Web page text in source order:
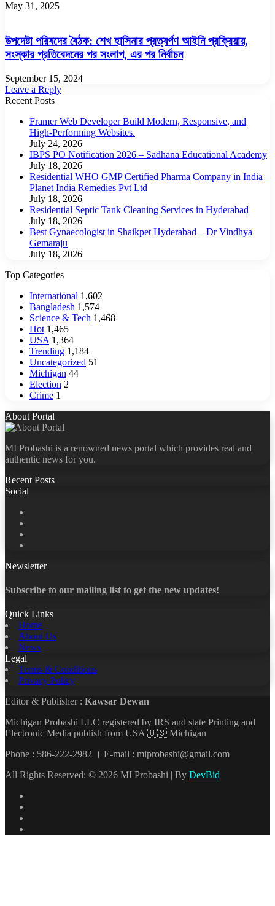
May 31, 2025
উপদেষ্টা পরিষদের বৈঠক: শেখ হাসিনার প্রত্যর্পণ আইনি প্রক্রিয়ায়,
সংস্কার প্রতিবেদনের পর সংলাপ, এর পর নির্বাচন
September 15, 2024
Leave a Reply
Recent Posts
Framer Web Developer Build Modern, Responsive, and
High-Performing Websites.
July 24, 2026
IBPS PO Notification 2026 – Sadhana Educational Academy
July 18, 2026
Residential WHO GMP Certified Pharma Company in India –
Planet India Remedies Pvt Ltd
July 18, 2026
Residential Septic Tank Cleaning Services in Hyderabad
July 18, 2026
Best Gynaecologist in Shaikpet Hyderabad – Dr Vindhya
Gemaraju
July 18, 2026
Top Categories
International 1,602
Bangladesh 1,574
Science & Tech 1,468
Hot 1,465
USA 1,364
Trending 1,184
Uncategorized 51
Michigan 44
Election 2
Crime 1
About Portal
MI Probashi is a renowned news portal which provides real and
authentic news for you.
Recent Posts
Social
Newsletter
Subscribe to our mailing list to get the new updates!
Quick Links
Home
About Us
News
Legal
Terms & Conditions
Privacy Policy
Editor & Publisher : Kawsar Dewan
Michigan Probashi LLC registered by IRS and state Printing and
Electronic Media publish from USA 🇺🇸 Michigan
Phone : 586-222-2982 । E-mail : miprobashi@gmail.com
All Rights Reserved: © 2026 MI Probashi | By DevBid